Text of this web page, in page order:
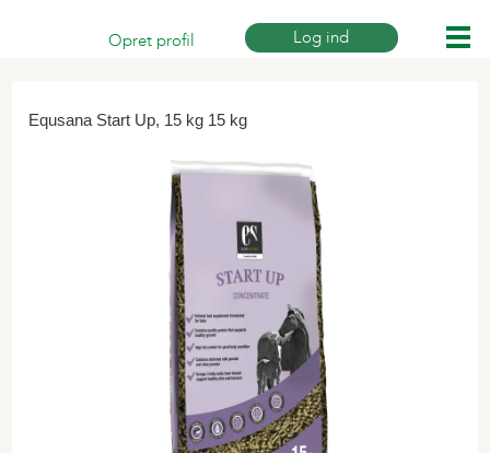
Log ind
Opret profil
Equsana Start Up, 15 kg 15 kg